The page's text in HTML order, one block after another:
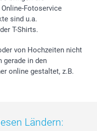
Fotoservice
sind u.a.
T-Shirts.
von Hochzeiten nicht
gerade in den
online gestaltet, z.B.
Ländern: